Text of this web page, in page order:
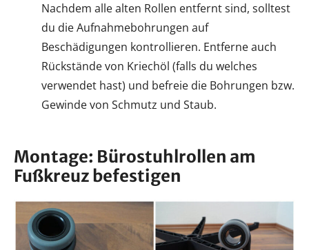
Nachdem alle alten Rollen entfernt sind, solltest
du die Aufnahmebohrungen auf
Beschädigungen kontrollieren. Entferne auch
Rückstände von Kriechöl (falls du welches
verwendet hast) und befreie die Bohrungen bzw.
Gewinde von Schmutz und Staub.
Montage: Bürostuhlrollen am
Fußkreuz befestigen